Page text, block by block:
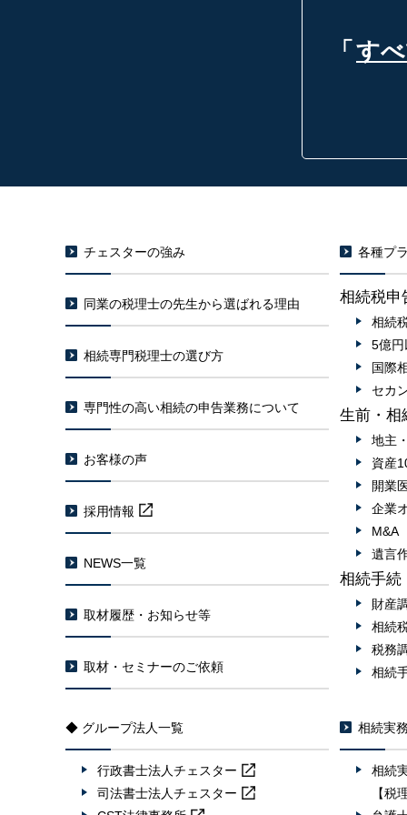
「 す
チェスターの強み
同業の税理士の先生から選ばれる理由
相続専門税理士の選び方
専門性の高い相続の申告業務について
お客様の声
採用情報
NEWS一覧
取材履歴・お知らせ等
取材・セミナーのご依頼
各種プ
相続税申
相続
5億
国際
セカ
生前・相
地主
資産
開業
企業
M&A
遺言
相続手続
財産
相続
税務
相続
◆ グループ法人一覧
行政書士法人チェスター
司法書士法人チェスター
相続実
相続
【税